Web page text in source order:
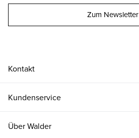
Kontakt
Kundenservice
Über Walder
Zum Newsletter